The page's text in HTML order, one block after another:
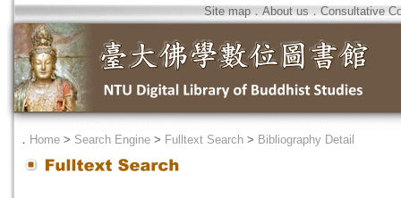
Site map．About us ． Consultative
． Home > Search Engine > Fulltext Search > Bibliography Detail